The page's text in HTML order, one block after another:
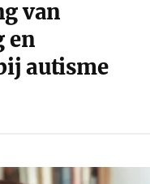
van
en
autisme